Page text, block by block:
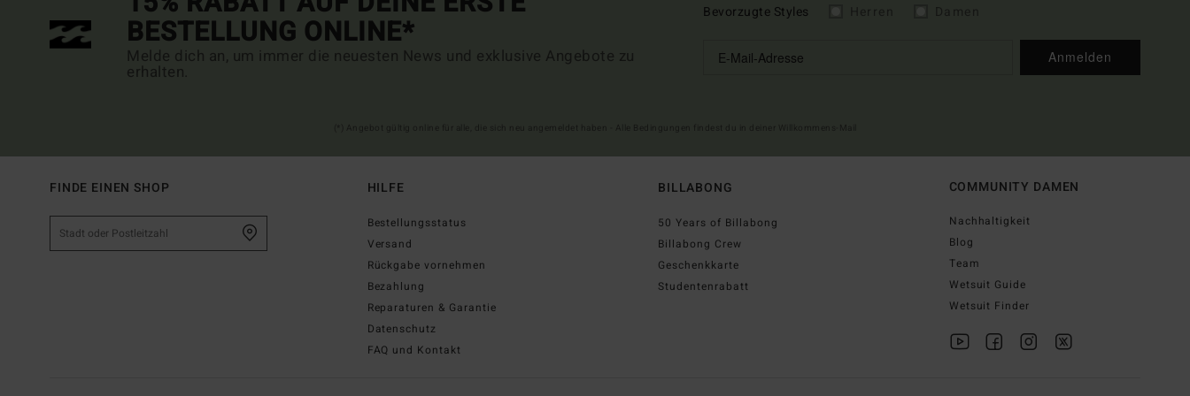
BESTELLUNG ONLINE*
Melde dich an, um immer die neuesten News und exklusive Angebote zu
erhalten.
Bevorzugte Styles
Anmelden
FINDE EINEN SHOP HILFE
Bestellungsstatus
Versand
Rückgabe vornehmen
Bezahlung
Reparaturen & Garantie
Datenschutz
FAQ und Kontakt
BILLABONG
50 Years of Billabong
Billabong Crew
Geschenkkarte
Studentenrabatt
COMMUNITY DAMEN
Nachhaltigkeit
Blog
Team
Wetsuit Guide
Wetsuit Finder